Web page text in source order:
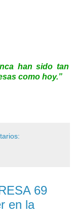
han sido tan
como hoy.”
69
en la